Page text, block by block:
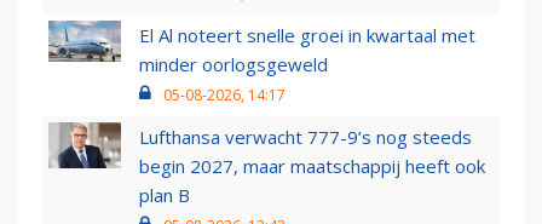
El Al noteert snelle groei in kwartaal met
minder oorlogsgeweld
05-08-2026, 14:17
Lufthansa verwacht 777-9’s nog steeds
begin 2027, maar maatschappij heeft ook
plan B